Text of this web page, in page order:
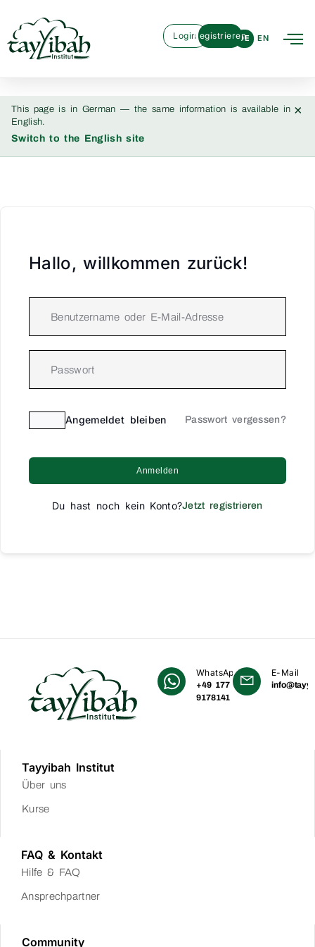
DE EN
LoginRegistrieren
This page is in German — the same information is available in
English.
Switch to the English site
×
Hallo, willkommen zurück!
Angemeldet bleiben Passwort vergessen?
Anmelden
Du hast noch kein Konto?Jetzt registrieren
WhatsApp
+49 177
9178141
E-Mail
Tayyibah Institut
Über uns
Kurse
FAQ & Kontakt
Hilfe & FAQ
Ansprechpartner
Community